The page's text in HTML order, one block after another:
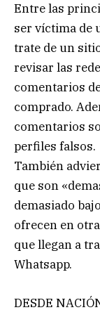
Entre las
ser víctima de
trate de un
revisar las
comentarios
comprado.
comentarios
perfiles falsos.
También
que son
demasiado
ofrecen en
que llegan a
Whatsapp.
DESDE